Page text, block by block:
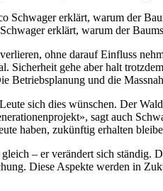
erklärt, warum der
ohne darauf Einfluss
Sicherheit gehe aber halt
Betriebsplanung und die
sich dies wünschen. Der
sagt auch
haben, zukünftig erhalten
– er verändert sich
Diese Aspekte werden in